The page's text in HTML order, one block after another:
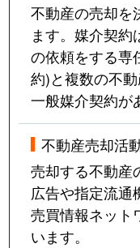
不動産の売却を
ます。媒介契
の依頼をする専
約)と複数の不
一般媒介契約が
不動産売却活
売却する不動産
広告や指定流通
売買情報ネット
います。